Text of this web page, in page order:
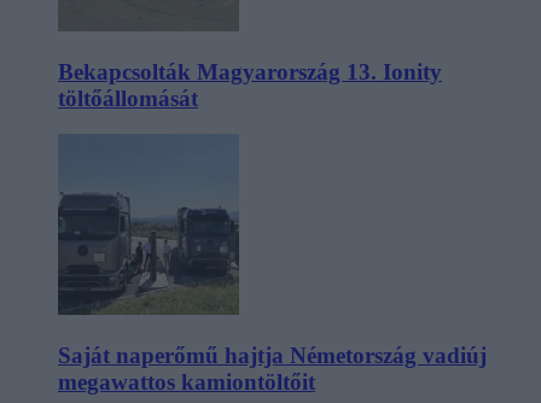
Bekapcsolták Magyarország 13. Ionity
töltőállomását
Saját naperőmű hajtja Németország vadiúj
megawattos kamiontöltőit